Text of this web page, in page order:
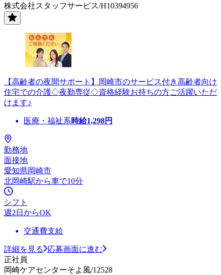
株式会社スタッフサービス/H10394956
【高齢者の夜間サポート】岡崎市のサービス付き高齢者向け
住宅での介護◇夜勤専従◇資格経験お持ちの方ご活躍いただ
けます♪
医療・福祉系時給1,298円
勤務地
面接地
愛知県岡崎市
北岡崎駅から車で10分
シフト
週2日からOK
交通費支給
詳細を見る
応募画面に進む
正社員
岡崎ケアセンターそよ風/12528